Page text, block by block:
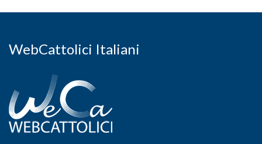
WebCattolici Italiani